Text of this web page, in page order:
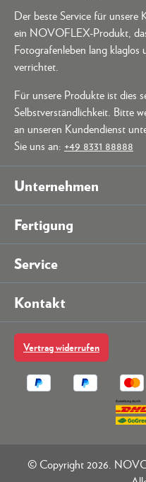
Der beste Service für unsere
ein NOVOFLEX-Produkt,
Fotografenleben lang
verrichtet.
Für unsere Produkte ist dies
Selbstverständlichkeit. Bitte
an unseren Kundendienst
Sie uns an: +49 8331 88888
Unternehmen
Fertigung
Service
Kontakt
Vertrag widerrufen
© Copyright 2026.